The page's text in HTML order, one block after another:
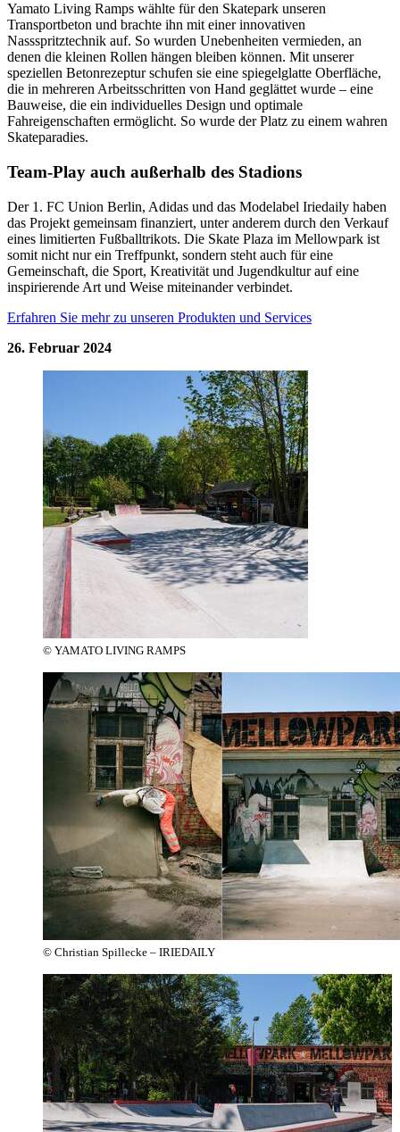
Yamato Living Ramps wählte für den Skatepark unseren
Transportbeton und brachte ihn mit einer innovativen
Nassspritztechnik auf. So wurden Unebenheiten vermieden, an
denen die kleinen Rollen hängen bleiben können. Mit unserer
speziellen Betonrezeptur schufen sie eine spiegelglatte Oberfläche,
die in mehreren Arbeitsschritten von Hand geglättet wurde – eine
Bauweise, die ein individuelles Design und optimale
Fahreigenschaften ermöglicht. So wurde der Platz zu einem wahren
Skateparadies.
Team-Play auch außerhalb des Stadions
Der 1. FC Union Berlin, Adidas und das Modelabel Iriedaily haben
das Projekt gemeinsam finanziert, unter anderem durch den Verkauf
eines limitierten Fußballtrikots. Die Skate Plaza im Mellowpark ist
somit nicht nur ein Treffpunkt, sondern steht auch für eine
Gemeinschaft, die Sport, Kreativität und Jugendkultur auf eine
inspirierende Art und Weise miteinander verbindet.
Erfahren Sie mehr zu unseren Produkten und Services
26. Februar 2024
© YAMATO LIVING RAMPS
© Christian Spillecke – IRIEDAILY